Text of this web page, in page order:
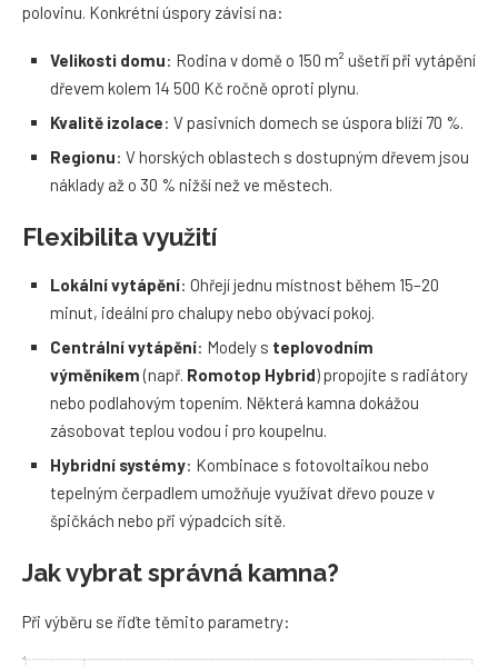
polovinu. Konkrétní úspory závisí na:
Velikosti domu: Rodina v domě o 150 m² ušetří při vytápění
dřevem kolem 14 500 Kč ročně oproti plynu.
Kvalitě izolace: V pasivních domech se úspora blíží 70 %.
Regionu: V horských oblastech s dostupným dřevem jsou
náklady až o 30 % nižší než ve městech.
Flexibilita využití
Lokální vytápění: Ohřejí jednu místnost během 15–20
minut, ideální pro chalupy nebo obývací pokoj.
Centrální vytápění: Modely s teplovodním
výměníkem (např. Romotop Hybrid) propojíte s radiátory
nebo podlahovým topením. Některá kamna dokážou
zásobovat teplou vodou i pro koupelnu.
Hybridní systémy: Kombinace s fotovoltaikou nebo
tepelným čerpadlem umožňuje využívat dřevo pouze v
špičkách nebo při výpadcích sítě.
Jak vybrat správná kamna?
Při výběru se řiďte těmito parametry: